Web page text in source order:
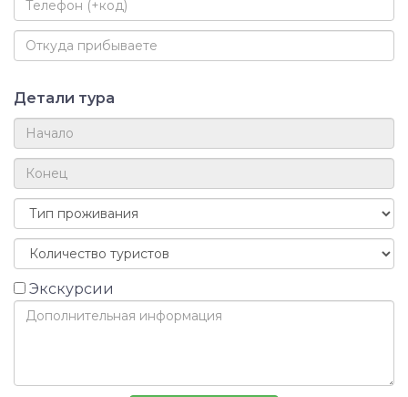
Детали тура
Экскурсии